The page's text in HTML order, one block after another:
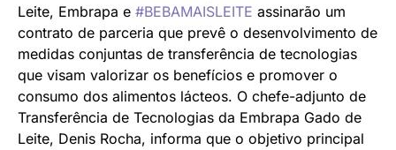
Leite, Embrapa e #BEBAMAISLEITE assinarão um
contrato de parceria que prevê o desenvolvimento de
medidas conjuntas de transferência de tecnologias
que visam valorizar os benefícios e promover o
consumo dos alimentos lácteos. O chefe-adjunto de
Transferência de Tecnologias da Embrapa Gado de
Leite, Denis Rocha, informa que o objetivo principal